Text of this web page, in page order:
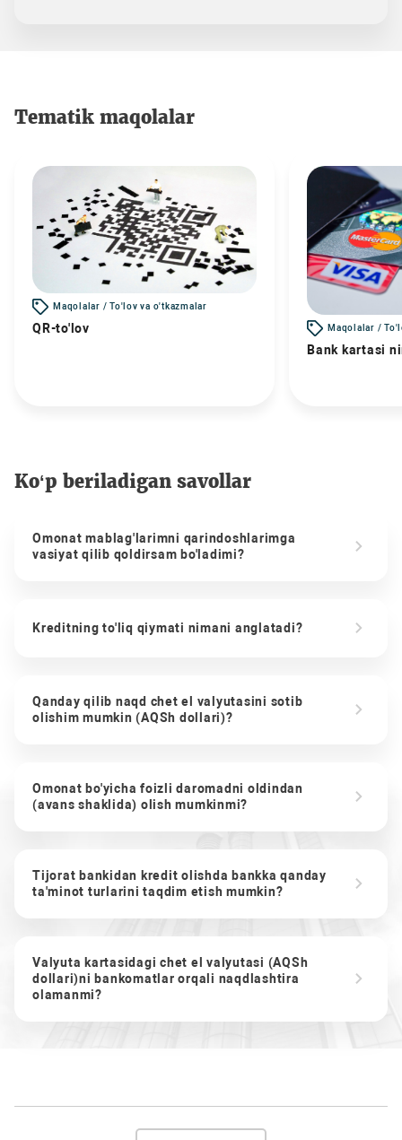
Tematik maqolalar
Maqolalar / To'lov va o'tkazmalar
QR-to'lov Maqolalar /
Bank kartasi
Ko‘p beriladigan savollar
Omonat mablag'larimni qarindoshlarimga
vasiyat qilib qoldirsam bo'ladimi?
Kreditning to'liq qiymati nimani anglatadi?
Qanday qilib naqd chet el valyutasini sotib
olishim mumkin (AQSh dollari)?
Omonat bo'yicha foizli daromadni oldindan
(avans shaklida) olish mumkinmi?
Tijorat bankidan kredit olishda bankka qanday
ta'minot turlarini taqdim etish mumkin?
Valyuta kartasidagi chet el valyutasi (AQSh
dollari)ni bankomatlar orqali naqdlashtira
olamanmi?